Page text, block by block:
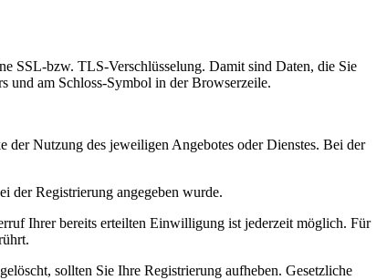
SSL-bzw. TLS-Verschlüsselung. Damit sind Daten, die Sie
und am Schloss-Symbol in der Browserzeile.
Nutzung des jeweiligen Angebotes oder Dienstes. Bei der
der Registrierung angegeben wurde.
Ihrer bereits erteilten Einwilligung ist jederzeit möglich. Für
sollten Sie Ihre Registrierung aufheben. Gesetzliche